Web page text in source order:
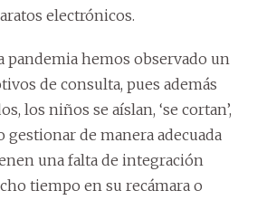
electrónicos.
pandemia hemos observado un
de consulta, pues además
los niños se aíslan, ‘se cortan’,
gestionar de manera adecuada
una falta de integración
tiempo en su recámara o